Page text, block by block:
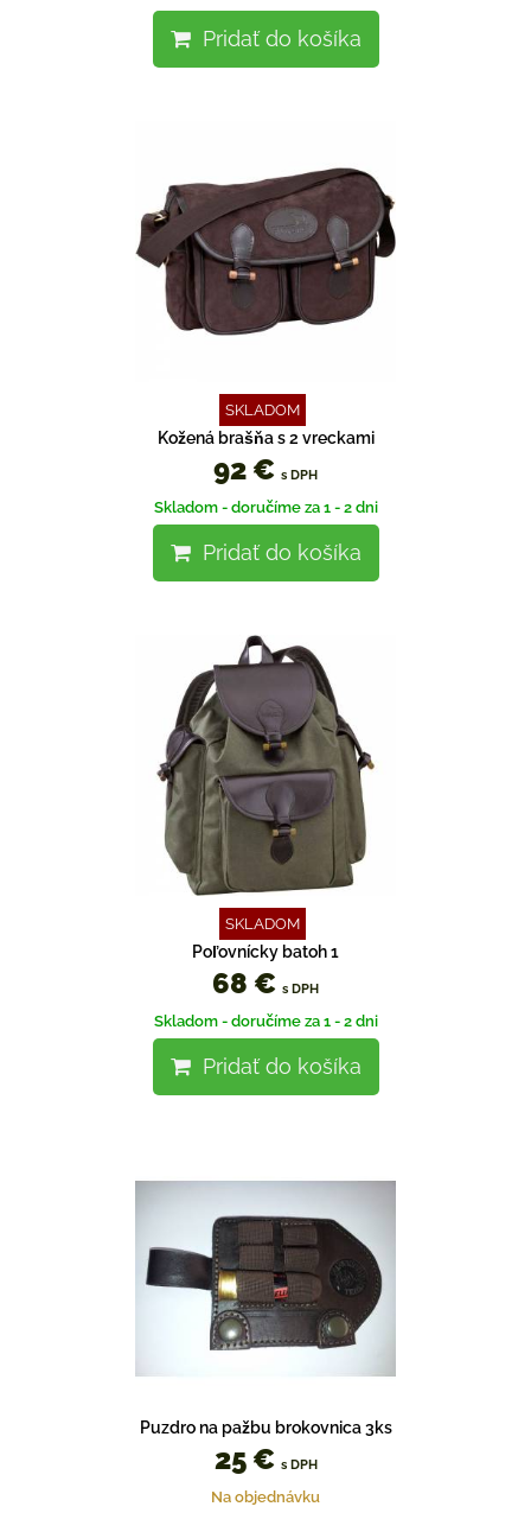
Pridať do košíka
SKLADOM
Kožená brašňa s 2 vreckami
92 € s DPH
Skladom - doručíme za 1 - 2 dni
Pridať do košíka
SKLADOM
Poľovnícky batoh 1
68 € s DPH
Skladom - doručíme za 1 - 2 dni
Pridať do košíka
Puzdro na pažbu brokovnica 3ks
25 € s DPH
Na objednávku